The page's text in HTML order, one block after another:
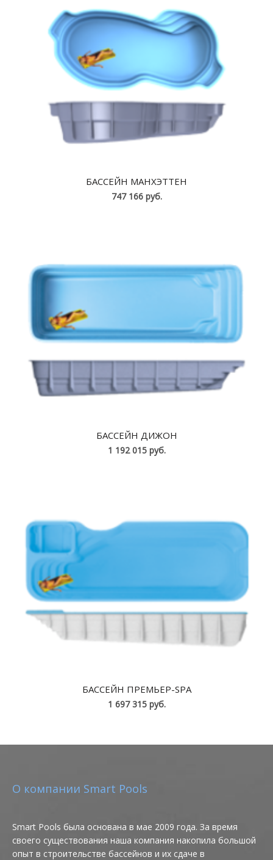
БАССЕЙН МАНХЭТТЕН
747 166 руб.
БАССЕЙН ДИЖОН
1 192 015 руб.
БАССЕЙН ПРЕМЬЕР-SPA
1 697 315 руб.
О компании Smart Pools
Smart Pools была основана в мае 2009 года. За время
своего существования наша компания накопила большой
опыт в строительстве бассейнов и их сдаче в